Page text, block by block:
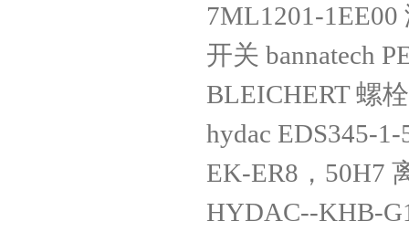
7ML1201-
开关 bannatech
BLEICHERT 螺
hydac EDS345-
EK-ER8，50H7
HYDAC--KHB-